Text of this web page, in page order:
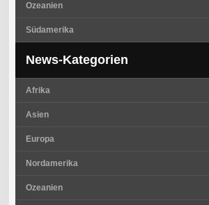
Ozeanien
Südamerika
News-Kategorien
Afrika
Asien
Europa
Nordamerika
Ozeanien